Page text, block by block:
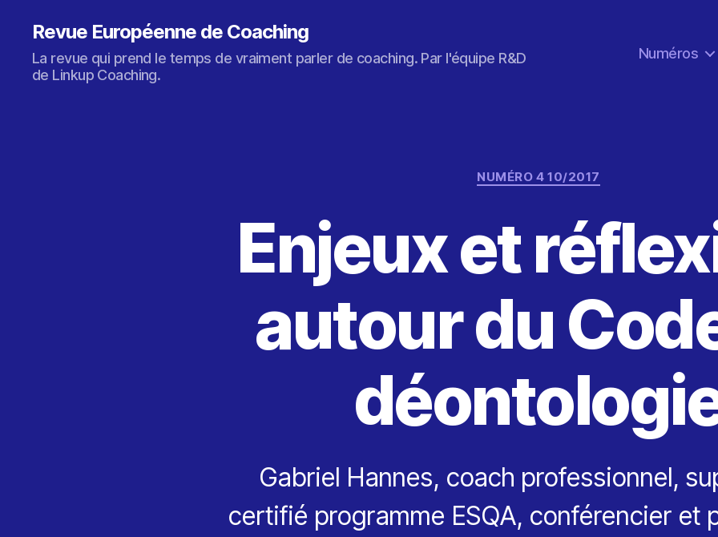
Revue Européenne de Coaching
La revue qui prend le temps de vraiment parler de coaching. Par l'équipe R&D
de Linkup Coaching.
Numéros
Catégories
NUMÉRO 4 10/2017
Enjeux et
autour du
Gabriel Hannes, coach professionnel,
certifié programme ESQA, conférencier et